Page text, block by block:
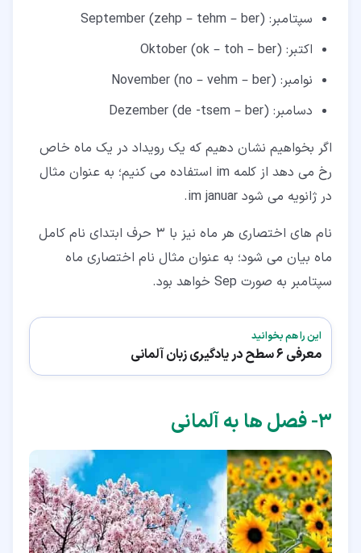
سپتامبر: September (zehp – tehm – ber)
اکتبر: Oktober (ok – toh – ber)
نوامبر: November (no – vehm – ber)
دسامبر: Dezember (de -tsem – ber)
اگر بخواهیم نشان دهیم که یک رویداد در یک ماه خاص
رخ می دهد از کلمه im استفاده می کنیم؛ به عنوان مثال
در ژانویه می شود im januar.
نام های اختصاری هر ماه نیز با 3 حرف ابتدای نام کامل
ماه بیان می شود؛ به عنوان مثال نام اختصاری ماه
سپتامبر به صورت Sep خواهد بود.
این را هم بخوانید
معرفی 6 سطح در یادگیری زبان آلمانی
۳‏- فصل ها به آلمانی